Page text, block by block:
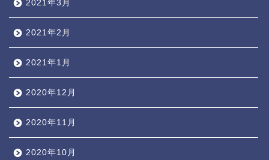
2021年3月
2021年2月
2021年1月
2020年12月
2020年11月
2020年10月